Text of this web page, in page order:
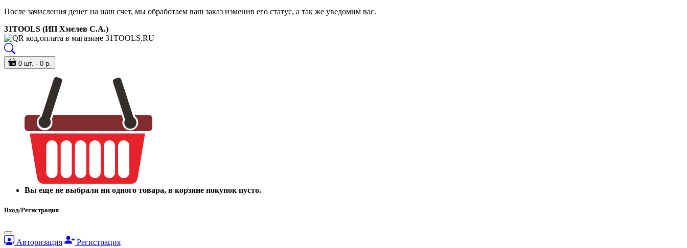
После зачисления денег на наш счет, мы обработаем ваш заказ изменив его статус, а так же уведомим вас.
31TOOLS (ИП Хмелев С.А.)
0 шт. - 0 р.
Вы еще не выбрали ни одного товара, в корзине покупок пусто.
Вход/Регистрация
Авторизация Регистрация